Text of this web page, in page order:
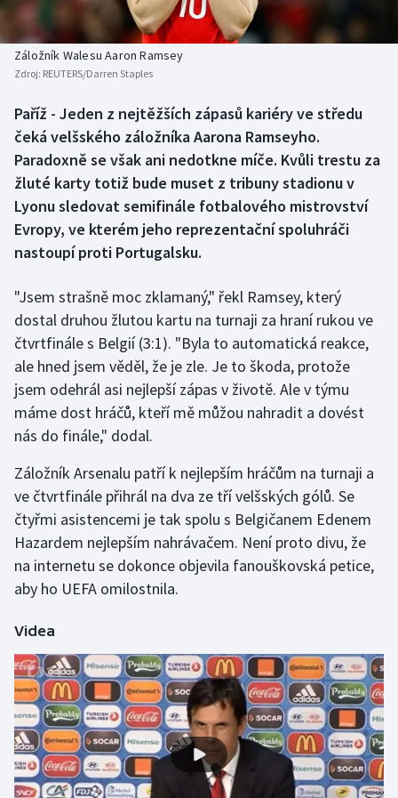
Biatlon
Box
Curling
Dostihy
Florbal
Golf
Gymnastika
Házená
Jezdectví
Judo
Krasobruslení
Lyže a snowboard
Moderní pětiboj
Motorsport
Olympijské hry
Historické návraty
Aplikace ČT sport
Záložník Walesu Aaron Ramsey
Zdroj: REUTERS/Darren Staples
Paříž - Jeden z nejtěžších zápasů kariéry ve středu
čeká velšského záložníka Aarona Ramseyho.
Paradoxně se však ani nedotkne míče. Kvůli trestu za
žluté karty totiž bude muset z tribuny stadionu v
Lyonu sledovat semifinále fotbalového mistrovství
Evropy, ve kterém jeho reprezentační spoluhráči
nastoupí proti Portugalsku.
"Jsem strašně moc zklamaný," řekl Ramsey, který
dostal druhou žlutou kartu na turnaji za hraní rukou ve
čtvrtfinále s Belgií (3:1). "Byla to automatická reakce,
ale hned jsem věděl, že je zle. Je to škoda, protože
jsem odehrál asi nejlepší zápas v životě. Ale v týmu
máme dost hráčů, kteří mě můžou nahradit a dovést
nás do finále," dodal.
Záložník Arsenalu patří k nejlepším hráčům na turnaji a
ve čtvrtfinále přihrál na dva ze tří velšských gólů. Se
čtyřmi asistencemi je tak spolu s Belgičanem Edenem
Hazardem nejlepším nahrávačem. Není proto divu, že
na internetu se dokonce objevila fanouškovská petice,
aby ho UEFA omilostnila.
Videa